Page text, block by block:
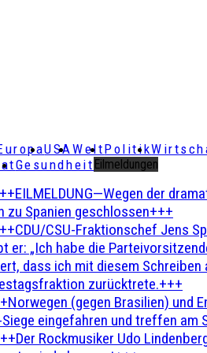
USAWeltPolitik
Gesundheit Eilmeldungen
der
zu Spanien geschlossen+++
CSU-Fraktionschef Jens
er: „Ich habe die
dass ich mit diesem
zurücktrete.+++
(gegen Brasilien) und
eingefahren und treffen am
Rockmusiker Udo